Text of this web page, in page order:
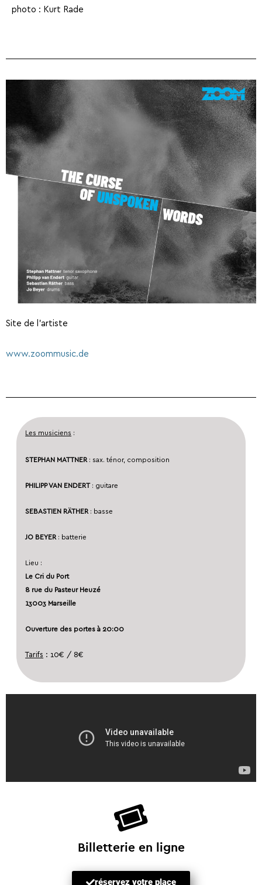
photo : Kurt Rade
Site de l’artiste
www.zoommusic.de
Les musiciens :
STEPHAN MATTNER : sax. ténor, composition
PHILIPP VAN ENDERT: guitare
SEBASTIEN RÄTHER : basse
JO BEYER : batterie
Lieu :
Le Cri du Port
8 rue du Pasteur Heuzé
13003 Marseille
Ouverture des portes à 20:00
Tarifs : 10€ / 8€
Billetterie en ligne
réservez votre place